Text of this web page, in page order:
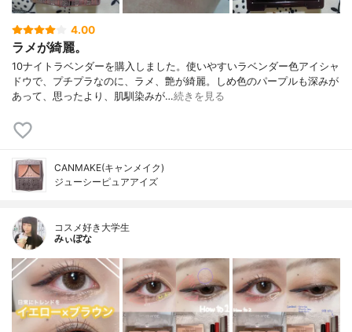
4.00
ラメが綺麗。
10ナイトラベンダーを購入しました。使いやすいラベンダー色アイシャ
ドウで、プチプラなのに、ラメ、艶が綺麗。しめ色のパープルも深みが
あって、思ったより、肌馴染みが…続きを見る
CANMAKE(キャンメイク)
ジューシーピュアアイズ
コスメ好き大学生
みぃぽな